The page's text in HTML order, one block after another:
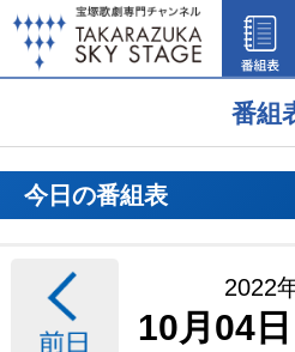
番組
今日の番組表
2022
10月04日